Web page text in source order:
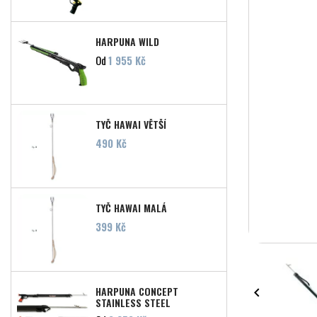
HARPUNA WILD
OdCena
1 955 Kč
TYČ HAWAI VĚTŠÍ
Cena
490 Kč
TYČ HAWAI MALÁ
Cena
399 Kč
HARPUNA CONCEPT
STAINLESS STEEL
